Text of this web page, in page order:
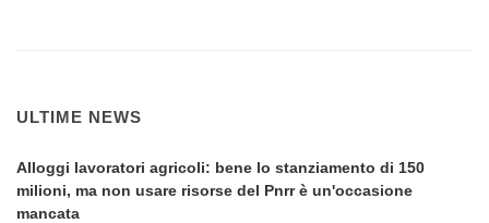
ULTIME NEWS
Alloggi lavoratori agricoli: bene lo stanziamento di 150
milioni, ma non usare risorse del Pnrr è un'occasione
mancata